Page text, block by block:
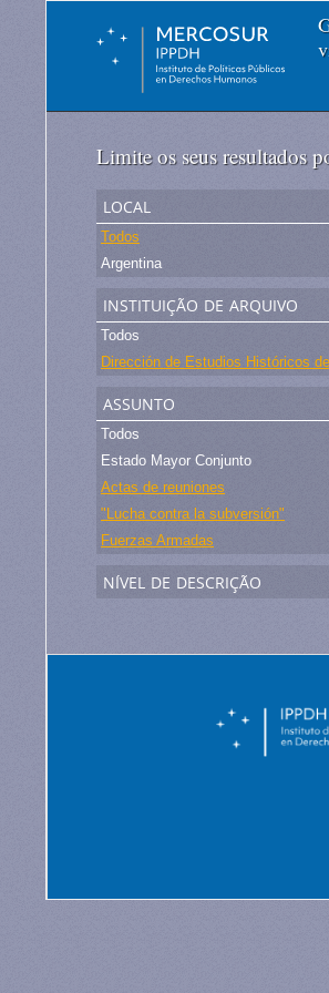
Limite os seus resultados
local
Todos
Argentina
instituição de arquivo
Todos
assunto
Todos
Estado Mayor Conjunto
Actas de reuniones
"Lucha contra la subversión"
Fuerzas Armadas
nível de descrição